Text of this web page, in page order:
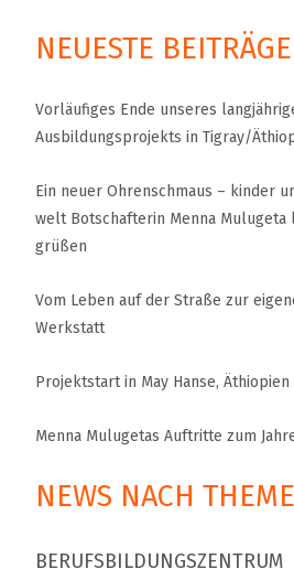
FÜR MÜTTER UND
MULUGETA
UND LEITLINIEN
CHILDREN IN MISERY
NEUESTE BEITRÄGE
Vorläufiges Ende unseres
Ausbildungsprojekts in Tigray/
Ein neuer Ohrenschmaus – kinder
welt Botschafterin Menna Mulugeta
grüßen
Vom Leben auf der Straße zur
Werkstatt
Projektstart in May Hanse, Äthiopien
Menna Mulugetas Auftritte zum
NEWS NACH
BERUFSBILDUNGSZENTRUM